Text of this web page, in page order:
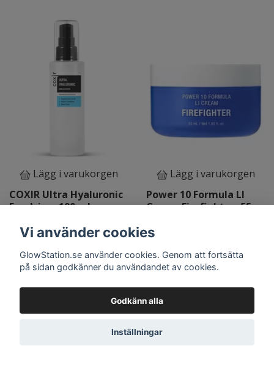
Lägg i varukorgen
COXIR Ultra Hyaluronic
Emulsion, 100 ml
Lägg i varukorgen
Power 10 Formula LI
Cream Firefighter, 55
369 kr
Vi använder cookies
GlowStation.se använder cookies. Genom att fortsätta
på sidan godkänner du användandet av cookies.
Godkänn alla
Inställningar